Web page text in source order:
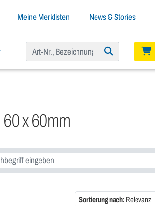
Meine Merklisten News & Stories
60 x 60mm
Sortierung nach: Relevanz